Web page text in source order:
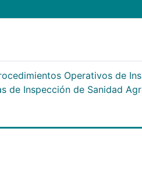
Operativos de
de Inspección de Sanidad